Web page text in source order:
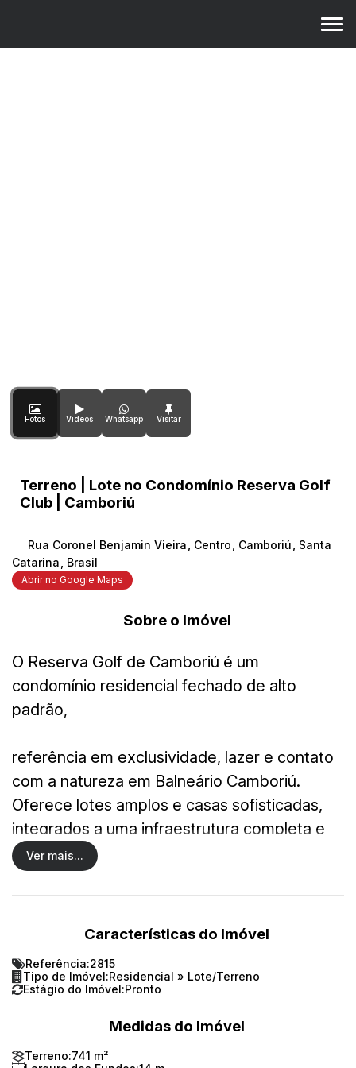
Fotos Vídeos Whatsapp
Terreno | Lote no Condomínio Reserva Golf
Club | Camboriú
Rua Coronel Benjamin Vieira Centro Camboriú
Santa
Catarina
Brasil
Abrir no Google Maps
Sobre o Imóvel
O Reserva Golf de Camboriú é um
condomínio residencial fechado de alto
padrão,
referência em exclusividade, lazer e contato
com a natureza em Balneário Camboriú.
Oferece lotes amplos e casas sofisticadas,
integrados a uma infraestrutura completa e
diferenciada, incluindo campo de golfe
exclusivo, marina com atracadouros para
barcos, áreas verdes preservadas e espaços
de lazer para todas as idades.
Entre os diferenciais estão o campo de golfe
executive course, marina privativa, grande
área de lazer com salão de festas, piscina
coberta e ao ar livre, home cinema, saunas,
Ver mais...
Características do Imóvel
Referência:2815
Tipo de Imóvel:Residencial » Lote/Terreno
Estágio do Imóvel:Pronto
Medidas do Imóvel
Terreno:741 m²